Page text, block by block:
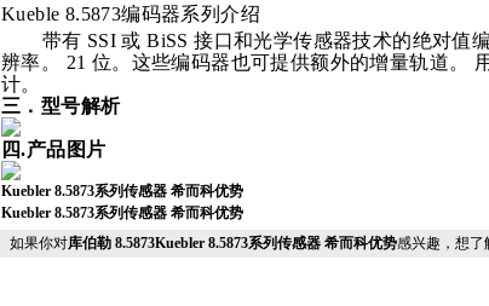
Kueble 8.5873编码器系列介绍
带有 SSI 或 BiSS 接口和光学传感器技术的绝对值
辨率。 21 位。这些编码器也可提供额外的增量轨道。
计。
三．型号解析
四.产品图片
Kuebler 8.5873系列传感器 希而科优势
Kuebler 8.5873系列传感器 希而科优势
如果你对库伯勒 8.5873Kuebler 8.5873系列传感器 希而科优势感兴趣，想了